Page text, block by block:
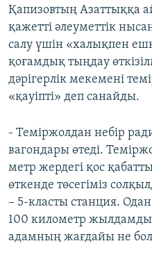
Қапизовтың Азаттыққа
қажетті әлеуметтік
салу үшін «халықпен
қоғамдық тыңдау
дәрігерлік мекемені
«қауіпті» деп санайды.
- Теміржолдан небір
вагондары өтеді.
метр жердегі қос
өткенде төсегіміз
– 5-класты станция.
100 километр
адамның жағдайы не